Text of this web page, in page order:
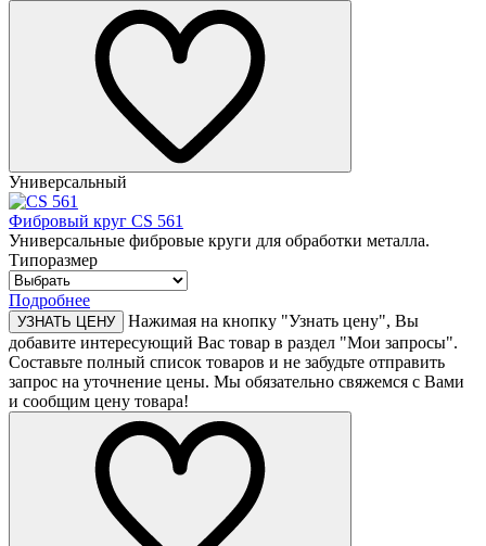
Универсальный
Фибровый круг CS 561
Универсальные фибровые круги для обработки металла.
Типоразмер
Подробнее
УЗНАТЬ ЦЕНУ
Нажимая на кнопку "Узнать цену", Вы
добавите интересующий Вас товар в раздел "Мои запросы".
Составьте полный список товаров и не забудьте отправить
запрос на уточнение цены. Мы обязательно свяжемся с Вами
и сообщим цену товара!